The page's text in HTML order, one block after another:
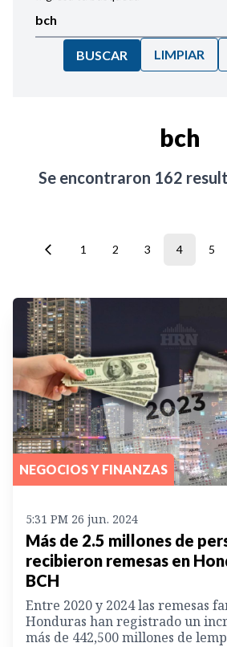
BUSCAR LIMPIAR
bch
Se encontraron 162
1 2 3 4 5
NEGOCIOS Y FINANZAS
5:31 PM 26 jun. 2024
Más de 2.5 millones de
recibieron remesas en
BCH
Entre 2020 y 2024 las remesas
Honduras han registrado un
más de 442,500 millones de